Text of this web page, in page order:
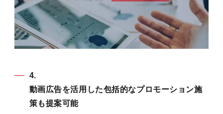
4.
動画広告を活用した包括的なプロモーション施
策も提案可能